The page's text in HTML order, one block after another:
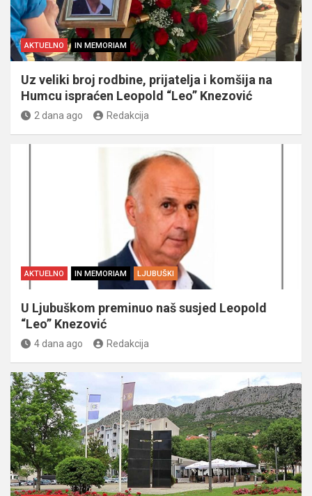
AKTUELNO IN MEMORIAM
Uz veliki broj rodbine, prijatelja i komšija na
Humcu ispraćen Leopold “Leo” Knezović
2 dana ago Redakcija
AKTUELNO IN MEMORIAM LJUBUŠKI
U Ljubuškom preminuo naš susjed Leopold
“Leo” Knezović
4 dana ago Redakcija